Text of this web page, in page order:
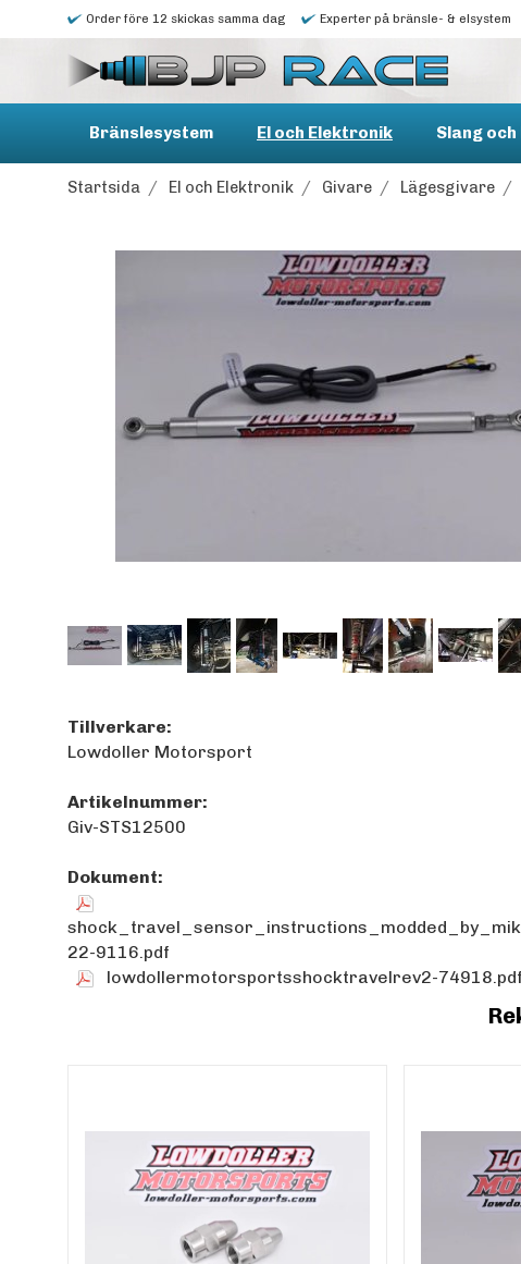
Order före 12 skickas samma dag Experter på bränsle- & elsystem
Bränslesystem El och Elektronik Slang
Startsida / El och Elektronik / Givare / Lägesgivare /
Tillverkare:
Lowdoller Motorsport
Artikelnummer:
Giv-STS12500
Dokument:
22-9116.pdf
lowdollermotorsportsshocktravelrev2-74918.pdf